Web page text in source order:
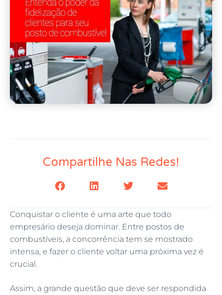
Compartilhe Nas Redes!
Conquistar o cliente é uma arte que todo
empresário deseja dominar. Entre postos de
combustíveis, a concorrência tem se mostrado
intensa, e fazer o cliente voltar uma próxima vez é
crucial.
Assim, a grande questão que deve ser respondida